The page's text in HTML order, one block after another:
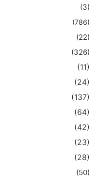
(3)
(786)
(22)
(326)
(11)
(24)
(137)
(64)
(42)
(23)
(28)
(50)